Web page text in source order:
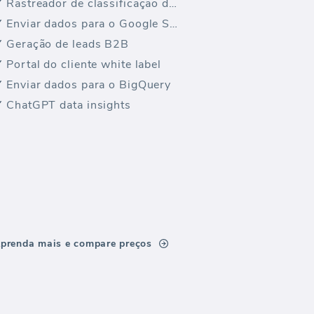
Rastreador de classificação de palavras-chave
Enviar dados para o Google Sheets
Geração de leads B2B
Portal do cliente white label
Enviar dados para o BigQuery
ChatGPT data insights
mais e compare preços